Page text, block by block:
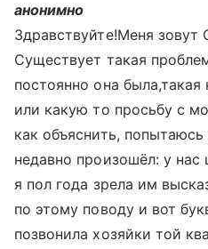
анонимно
Здравствуйте!Меня зовут
Существует такая
постоянно она
или какую то просьбу с
как объяснить,
недавно произошёл: у
я пол года зрела им
по этому поводу и вот
позвонила хозяйки той